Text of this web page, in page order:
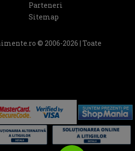
Parteneri
Sitemap
© 2006-2026 | Toate